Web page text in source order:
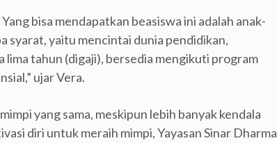
bisa mendapatkan beasiswa ini adalah anak-
syarat, yaitu mencintai dunia pendidikan,
lima tahun (digaji), bersedia mengikuti program
ujar Vera.
yang sama, meskipun lebih banyak kendala
diri untuk meraih mimpi, Yayasan Sinar Dharma